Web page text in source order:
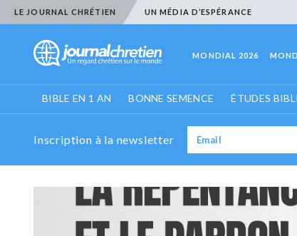
LE JOURNAL CHRÉTIEN UN MÉDIA D’ESPÉRANCE
MONDIAL 2026
BIBLE EN 1 AN BONNE SEMENCE ÉTUDES
Inscription à la newsletter